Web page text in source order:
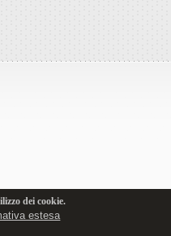
dei cookie.
estesa